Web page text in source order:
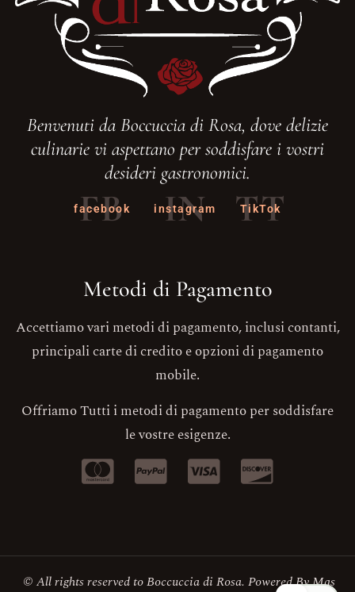
Benvenuti da Boccuccia di Rosa, dove delizie
culinarie vi aspettano per soddisfare i vostri
desideri gastronomici.
FB
facebook IN
instagram TT
TikTok
Metodi di Pagamento
Accettiamo vari metodi di pagamento, inclusi contanti,
principali carte di credito e opzioni di pagamento
mobile.
Offriamo Tutti i metodi di pagamento per soddisfare
le vostre esigenze.
© All rights reserved to Boccuccia di Rosa. Powered ByMas